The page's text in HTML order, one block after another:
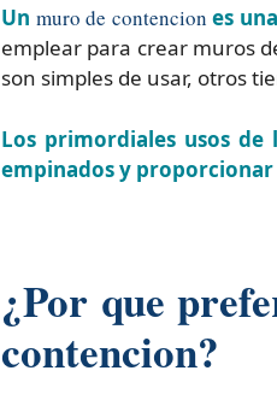
Un muro de contencion es
emplear para crear muros
son simples de usar, otros
Los primordiales usos
empinados y
¿Por que
contencion?